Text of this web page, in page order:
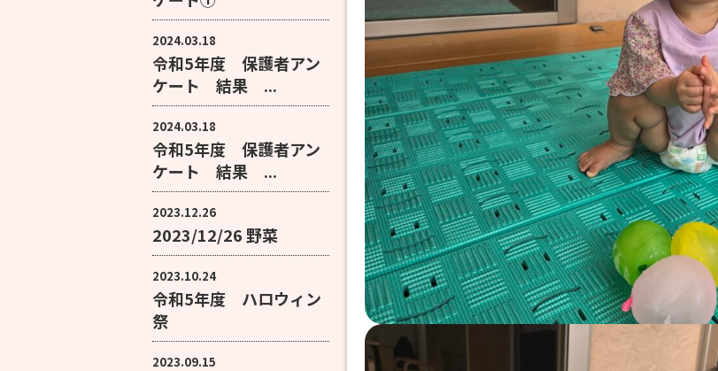
2024.03.18
令和5年度 保護者アン
ケート 結果 ...
2024.03.18
令和5年度 保護者アン
ケート 結果 ...
2023.12.26
2023/12/26 野菜
2023.10.24
令和5年度 ハロウィン
祭
2023.09.15